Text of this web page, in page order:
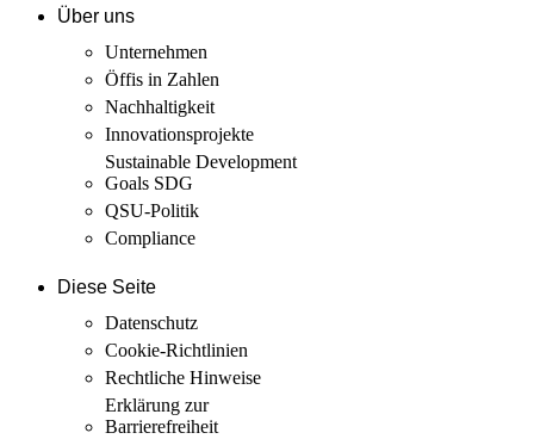
Über uns
Unternehmen
Öffis in Zahlen
Nachhaltigkeit
Innovations­projekte
Sustainable Development
Goals SDG
QSU-Politik
Compliance
Diese Seite
Datenschutz
Cookie-Richtlinien
Rechtliche Hinweise
Erklärung zur
Barrierefreiheit